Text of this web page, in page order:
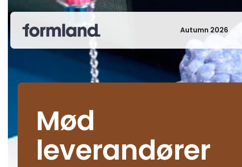
Autumn 2026
Mød
leverandører